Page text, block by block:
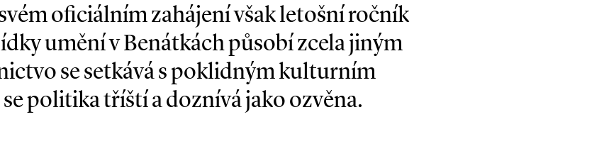
oficiálním zahájení však letošní ročník
umění v Benátkách působí zcela jiným
se setkává s poklidným kulturním
politika tříští a doznívá jako ozvěna.